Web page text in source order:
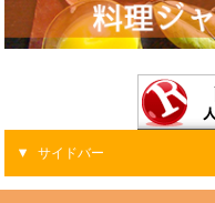
サイドバー